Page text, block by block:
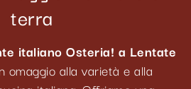
terra
italiano Osteria! a Lentate
omaggio alla varietà e alla